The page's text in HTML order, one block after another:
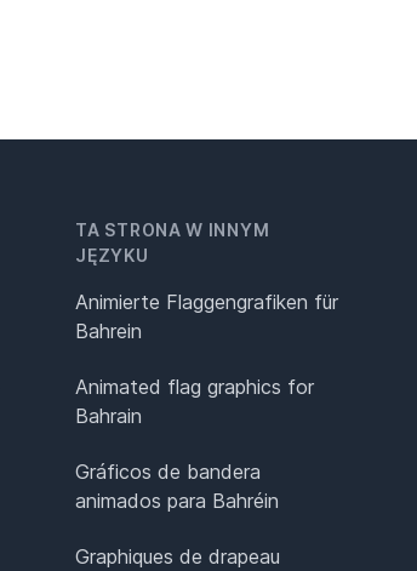
TA STRONA W INNYM
JĘZYKU
Animierte Flaggengrafiken für
Bahrein
Animated flag graphics for
Bahrain
Gráficos de bandera
animados para Bahréin
Graphiques de drapeau